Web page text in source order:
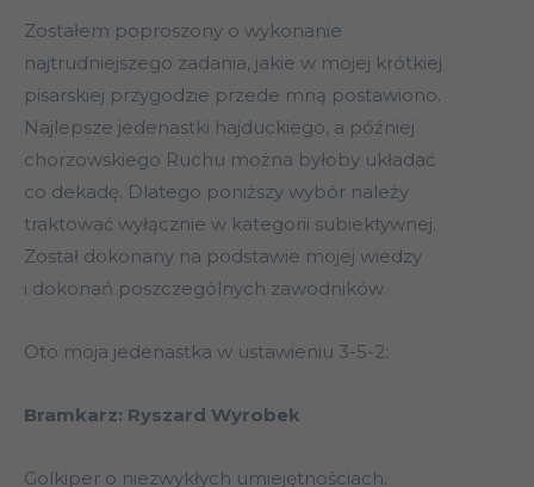
Zostałem poproszony o wykonanie
najtrudniejszego zadania, jakie w mojej krótkiej
pisarskiej przygodzie przede mną postawiono.
Najlepsze jedenastki hajduckiego, a później
chorzowskiego Ruchu można byłoby układać
co dekadę. Dlatego poniższy wybór należy
traktować wyłącznie w kategorii subiektywnej.
Został dokonany na podstawie mojej wiedzy
i dokonań poszczególnych zawodników.
Oto moja jedenastka w ustawieniu 3-5-2:
Bramkarz: Ryszard Wyrobek
Golkiper o niezwykłych umiejętnościach.